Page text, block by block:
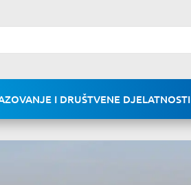
I DRUŠTVENE DJELATNOSTI